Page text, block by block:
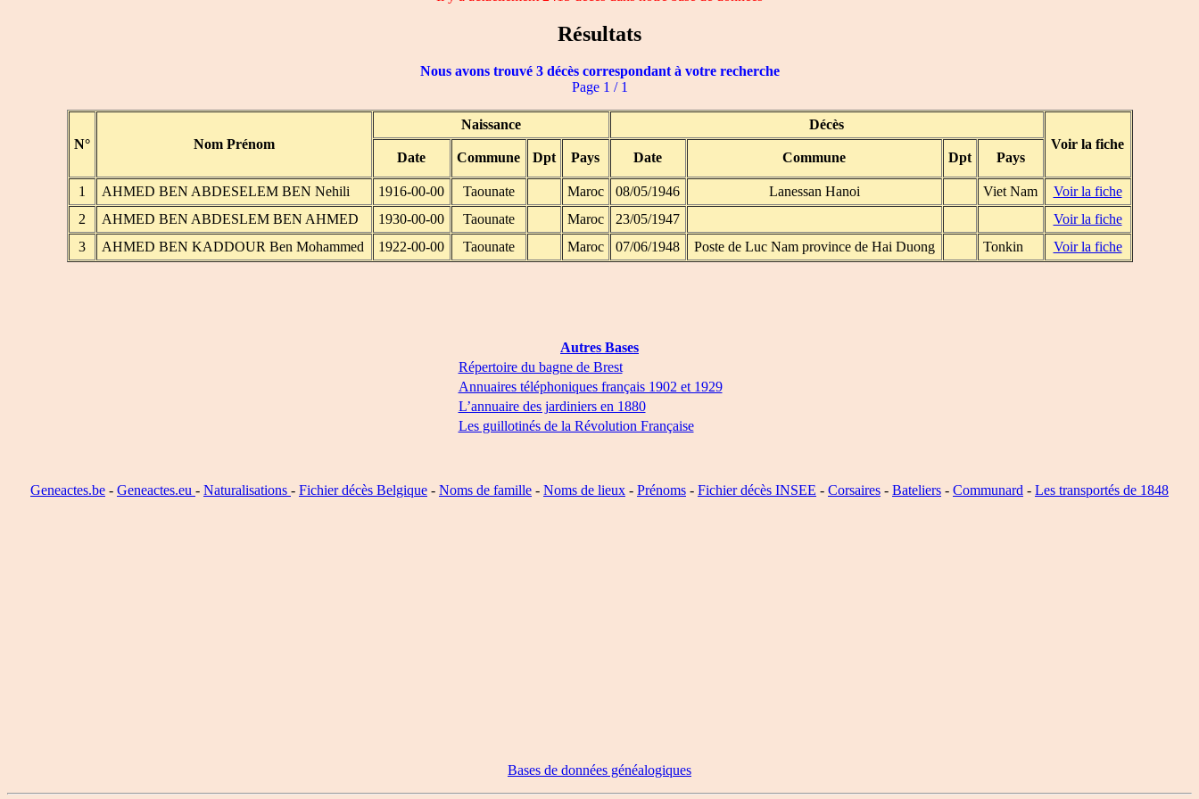
Résultats
Nous avons trouvé 3 décès correspondant à votre recherche
Page 1 / 1
N° Nom Prénom
Naissance
Décès
Voir la fiche
Date
Commune Dpt Pays Date Commune Dpt Pays
1 AHMED BEN ABDESELEM BEN Nehili 1916-00-00 Taounate Maroc 08/05/1946 Lanessan Hanoi Viet Nam
Voir la fiche
2
AHMED BEN ABDESLEM BEN AHMED 1930-00-00 Taounate Maroc 23/05/1947
Voir la fiche
3
AHMED BEN KADDOUR Ben Mohammed 1922-00-00 Taounate Maroc 07/06/1948 Poste de Luc Nam province de Hai Duong Tonkin Voir la fiche
Autres Bases
Répertoire du bagne de Brest
Annuaires téléphoniques français 1902 et 1929
L’annuaire des jardiniers en 1880
Les guillotinés de la Révolution Française
Geneactes.be - Geneactes.eu - Naturalisations - Fichier décès Belgique - Noms de famille - Noms de lieux - Prénoms - Fichier décès INSEE - Corsaires - Bateliers - Communard - Les transportés de 1848
Bases de données généalogiques